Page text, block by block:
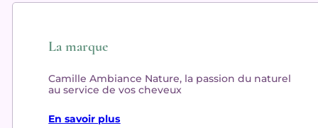
La marque
Camille Ambiance Nature, la passion du naturel
au service de vos cheveux
En savoir plus